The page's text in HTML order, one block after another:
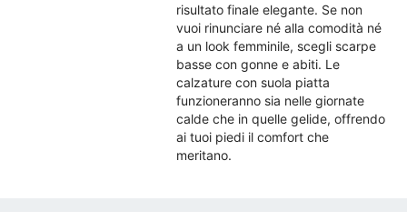
risultato finale elegante. Se non
vuoi rinunciare né alla comodità né
a un look femminile, scegli scarpe
basse con gonne e abiti. Le
calzature con suola piatta
funzioneranno sia nelle giornate
calde che in quelle gelide, offrendo
ai tuoi piedi il comfort che
meritano.